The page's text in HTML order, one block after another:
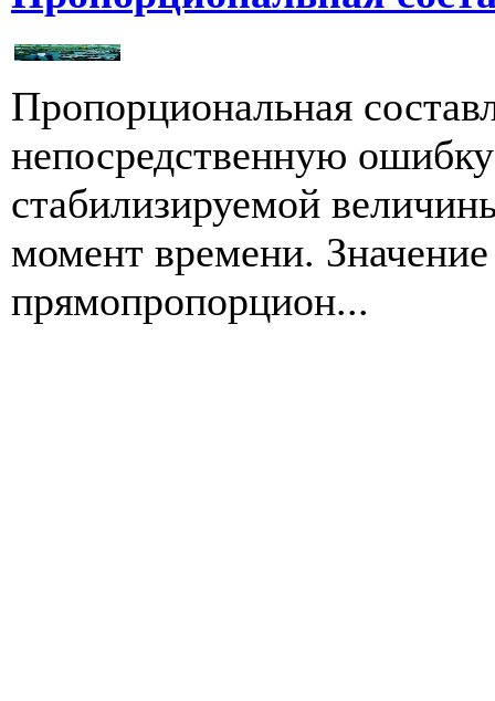
Пропорциональная
непосредственную
стабилизируемой
момент времени.
прямопропорцион...